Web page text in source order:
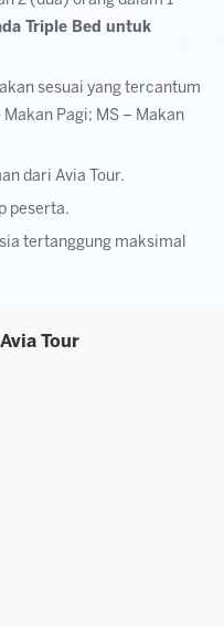
Triple Bed untuk
sesuai yang tercantum
Pagi; MS – Makan
dari Avia Tour.
peserta.
tertanggung maksimal
Tour